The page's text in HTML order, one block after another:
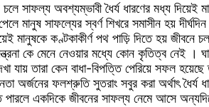
সাফল্য অবশ্যম্ভাবী ধৈর্য ধারণের মধ্য
মানুষ সাফল্যের স্বর্ণ শিখরে সমাসীন হয়
মানুষকে কণ্টকাকীর্ণ পথ পাড়ি দিতে হয় জীবনে
কে মেনে নেওয়ার মধ্যে কোন কৃতিত্ব নেই ।
যায় তারা কেন বাধা-বিপত্তি পেরিয়ে সফল
অর্জনের ফলশ্রুতি সুতরাং সবুর করা অর্থাৎ ধৈর্য
পারলে একদিকে জীবনের সাফল্য নেমে আসে